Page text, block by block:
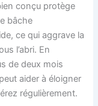
conçu protège
bâche
ce qui aggrave la
l’abri. En
de deux mois
aider à éloigner
régulièrement.